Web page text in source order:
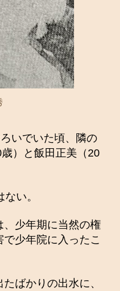
いでいた頃、隣の
）と飯田正美（20
い。
少年期に当然の権
少年院に入ったこ
ばかりの出水に、